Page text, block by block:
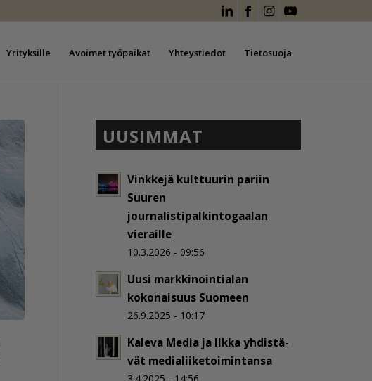
Yrityksille Avoimet työpaikat Yhteystiedot Tietosuoja
UUSIMMAT
Vinkkejä kulttuurin pariin
Suuren
journalistipalkintogaalan
vieraille
10.3.2026 - 09:56
Uusi markkinointialan
kokonaisuus Suomeen
26.9.2025 - 10:17
Kaleva Media ja Ilkka yh­dis­tä­
vät me­dia­lii­ke­toi­min­tan­sa